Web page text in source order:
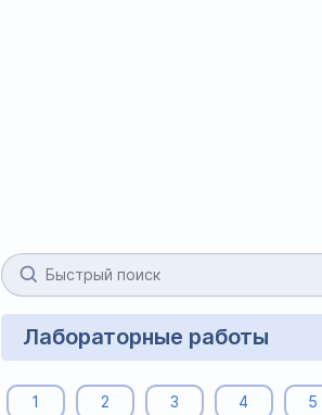
Лабораторные работы
1 2 3 4 5